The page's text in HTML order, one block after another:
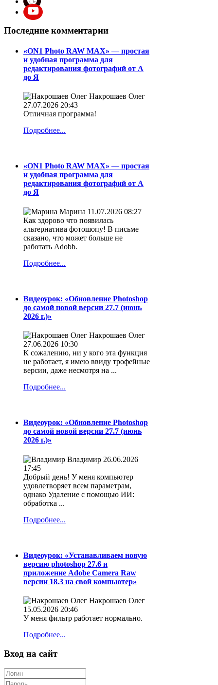
Последние комментарии
«ON1 Photo RAW MAX» — простая
и удобная программа для
редактирования фотографий от А
до Я
Накрошаев Олег
27.07.2026 20:43
Отличная программа!
Подробнее...
«ON1 Photo RAW MAX» — простая
и удобная программа для
редактирования фотографий от А
до Я
Марина 11.07.2026 08:27
Как здорово что появилась
альтернатива фотошопу! В письме
сказано, что может больше не
работать Adobb.
Подробнее...
Видеоурок: «Обновление Photoshop
до самой новой версии 27.7 (июнь
2026 г.)»
Накрошаев Олег
27.06.2026 10:30
К сожалению, ни у кого эта функция
не работает, я имею ввиду трофейные
версии, даже несмотря на ...
Подробнее...
Видеоурок: «Обновление Photoshop
до самой новой версии 27.7 (июнь
2026 г.)»
Владимир 26.06.2026
17:45
Добрый день! У меня компьютер
удовлетворяет всем параметрам,
однако Удаление с помощью ИИ:
обработка ...
Подробнее...
Видеоурок: «Устанавливаем новую
версию photoshop 27.6 и
приложение Adobe Camera Raw
версии 18.3 на свой компьютер»
Накрошаев Олег
15.05.2026 20:46
У меня фильтр работает нормально.
Подробнее...
Вход на сайт